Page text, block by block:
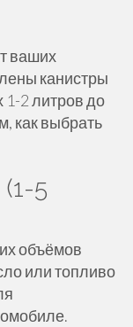
ваших
канистры
2 литров до
как выбрать
5
объёмов
или топливо